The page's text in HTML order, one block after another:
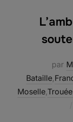
par
Bataille,
Moselle,